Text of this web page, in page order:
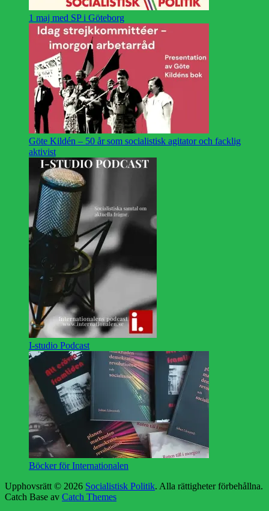
1 maj med SP i Göteborg
Göte Kildén – 50 år som socialistisk agitator och facklig
aktivist
I-studio Podcast
Böcker för Internationalen
Upphovsrätt © 2026 Socialistisk Politik. Alla rättigheter förbehållna.
Catch Base av Catch Themes